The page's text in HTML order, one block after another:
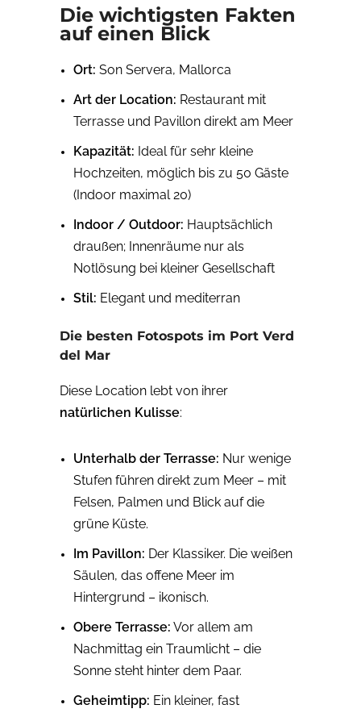
Die wichtigsten Fakten
auf einen Blick
Ort: Son Servera, Mallorca
Art der Location: Restaurant mit
Terrasse und Pavillon direkt am Meer
Kapazität: Ideal für sehr kleine
Hochzeiten, möglich bis zu 50 Gäste
(Indoor maximal 20)
Indoor / Outdoor: Hauptsächlich
draußen; Innenräume nur als
Notlösung bei kleiner Gesellschaft
Stil: Elegant und mediterran
Die besten Fotospots im Port Verd
del Mar
Diese Location lebt von ihrer
natürlichen Kulisse:
Unterhalb der Terrasse: Nur wenige
Stufen führen direkt zum Meer – mit
Felsen, Palmen und Blick auf die
grüne Küste.
Im Pavillon: Der Klassiker. Die weißen
Säulen, das offene Meer im
Hintergrund – ikonisch.
Obere Terrasse: Vor allem am
Nachmittag ein Traumlicht – die
Sonne steht hinter dem Paar.
Geheimtipp: Ein kleiner, fast